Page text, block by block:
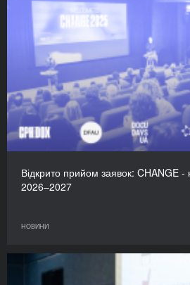
Відкрито прийом заявок: CHANGE -
2026–2027
НОВИНИ